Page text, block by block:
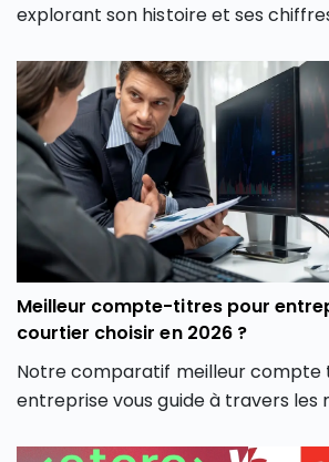
explorant son histoire et ses
monnaies disponibles, les frais
la plateforme crypto Coinhouse
mieux gérer vos investissements
virtuelle.
Meilleur compte-titres pour
courtier choisir en 2026 ?
Notre comparatif meilleur compte
entreprise vous guide à travers les